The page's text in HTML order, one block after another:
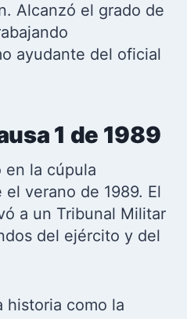
Alcanzó el grado de
ayudante del oficial
1 de 1989
en la cúpula
verano de 1989. El
a un Tribunal Militar
del ejército y del
historia como la